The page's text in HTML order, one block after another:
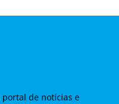
portal de notícias e